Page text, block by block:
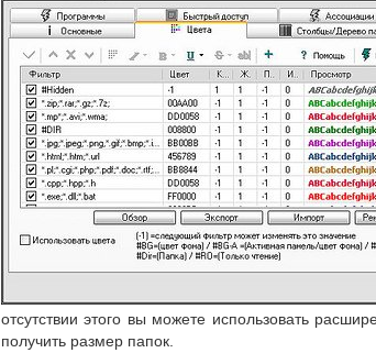
отсутствии этого вы можете использовать
получить размер папок.